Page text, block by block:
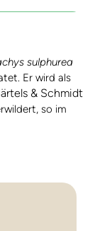
sulphurea
Er wird als
& Schmidt
so im